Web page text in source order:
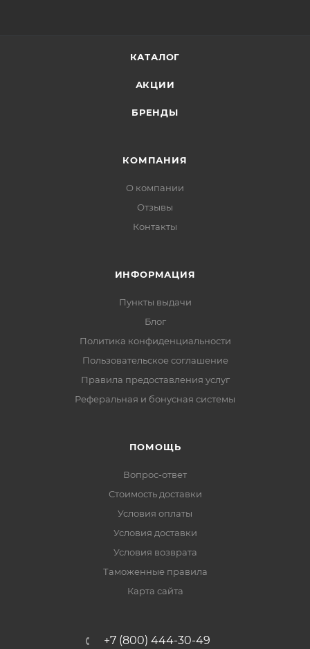
КАТАЛОГ
АКЦИИ
БРЕНДЫ
КОМПАНИЯ
О компании
Отзывы
Контакты
ИНФОРМАЦИЯ
Пункты выдачи
Блог
Политика конфиденциальности
Пользовательское соглашение
Правила предоставления услуг
Реферальная и бонусная системы
ПОМОЩЬ
Вопрос-ответ
Стоимость доставки
Условия оплаты
Условия доставки
Условия возврата
Таможенные правила
Карта сайта
+7 (800) 444-30-49